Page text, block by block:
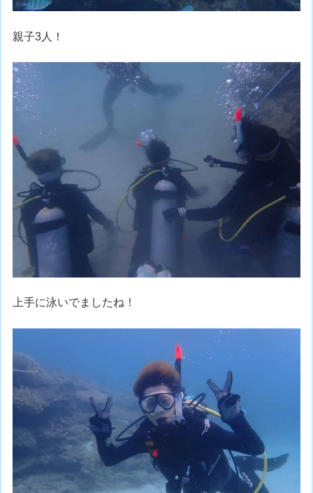
親子3人！
上手に泳いでましたね！